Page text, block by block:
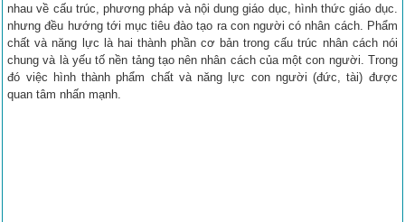
nhau về cấu trúc, phương pháp và nội dung giáo dục, hình thức giáo dục.
nhưng đều hướng tới mục tiêu đào tạo ra con người có nhân cách. Phẩm
chất và năng lực là hai thành phần cơ bản trong cấu trúc nhân cách nói
chung và là yếu tố nền tảng tạo nên nhân cách của một con người. Trong
đó việc hình thành phẩm chất và năng lực con người (đức, tài) được
quan tâm nhấn mạnh.